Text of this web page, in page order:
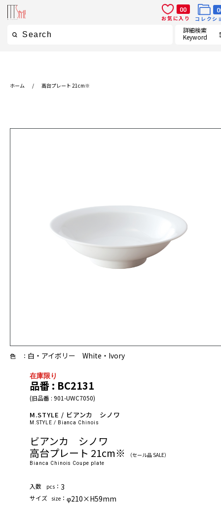
詳細検索
Keyword
00
お気に入り
コレクシ
ホーム / 高台プレート 21cm※
色 ： 白・アイボリー White・Ivory
在庫限り
品番 : BC2131
(旧品番 : 901-UWC7050)
M.STYLE / ビアンカ シノワ
M.STYLE / Bianca Chinois
ビアンカ シノワ
高台プレート 21cm※
（セール品 SALE）
Bianca Chinois Coupe plate
⼊数 pcs ： 3
サイズ size ： φ210×H59mm